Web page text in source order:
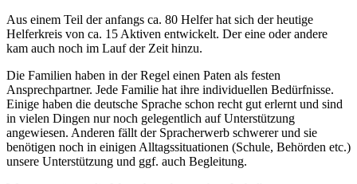
Aus einem Teil der anfangs ca. 80 Helfer hat sich der heutige
Helferkreis von ca. 15 Aktiven entwickelt. Der eine oder andere
kam auch noch im Lauf der Zeit hinzu.
Die Familien haben in der Regel einen Paten als festen
Ansprechpartner. Jede Familie hat ihre individuellen Bedürfnisse.
Einige haben die deutsche Sprache schon recht gut erlernt und sind
in vielen Dingen nur noch gelegentlich auf Unterstützung
angewiesen. Anderen fällt der Spracherwerb schwerer und sie
benötigen noch in einigen Alltagssituationen (Schule, Behörden etc.)
unsere Unterstützung und ggf. auch Begleitung.